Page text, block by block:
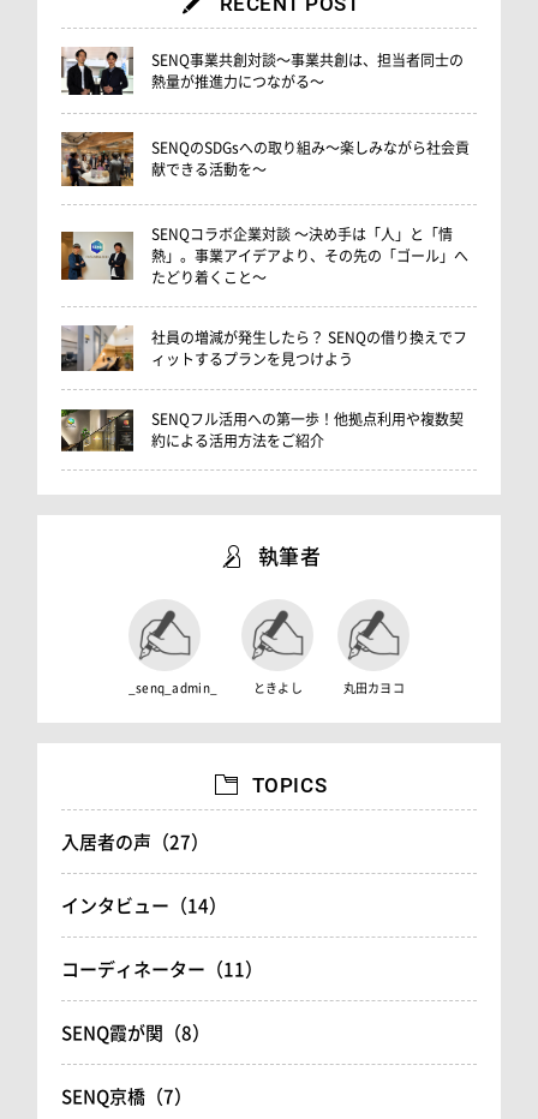
SENQ事業共創対談～事業共創は、担当者同士の
熱量が推進力につながる～
SENQのSDGsへの取り組み～楽しみながら社会貢
献できる活動を～
SENQコラボ企業対談 ～決め手は「人」と「情
熱」。事業アイデアより、その先の「ゴール」へ
たどり着くこと～
社員の増減が発生したら？ SENQの借り換えでフ
ィットするプランを見つけよう
SENQフル活用への第一歩！他拠点利用や複数契
約による活用方法をご紹介
執筆者
_senq_admin_ ときよし 丸田カヨコ
TOPICS
入居者の声（27）
インタビュー（14）
コーディネーター（11）
SENQ霞が関（8）
SENQ京橋（7）